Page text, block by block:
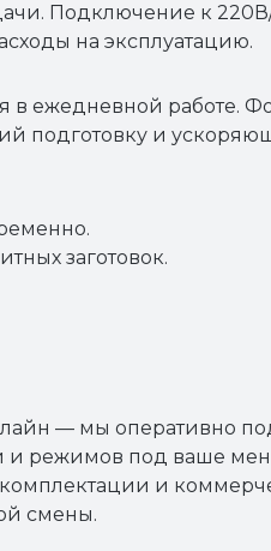
Подключение к
на эксплуатацию.
в ежедневной работе.
подготовку и
заготовок.
— мы оперативно
и режимов под ваше
и
смены.